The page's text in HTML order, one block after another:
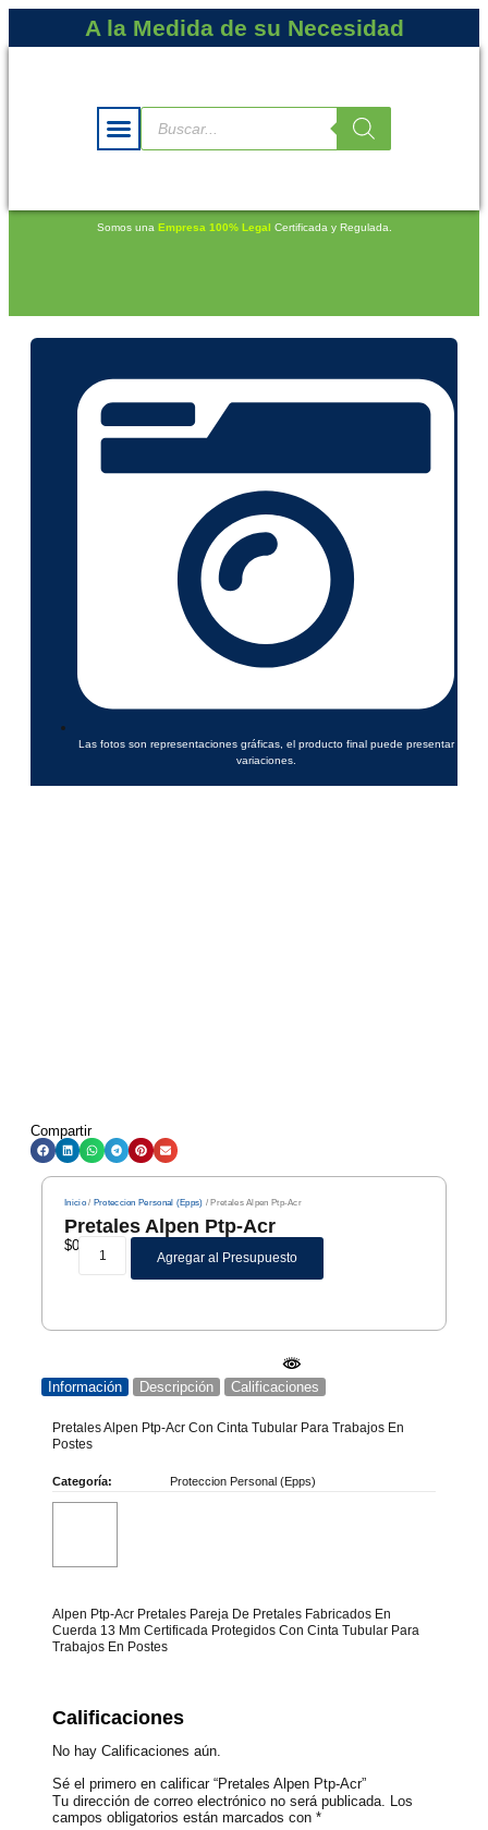
A la Medida de su Necesidad
Somos una Empresa 100% Legal Certificada y Regulada.
Las fotos son representaciones gráficas, el producto final puede presentar
variaciones.
Compartir
Inicio/ Proteccion Personal (Epps) / Pretales Alpen Ptp-Acr
Pretales Alpen Ptp-Acr
$0
Agregar al Presupuesto
Información Descripción Calificaciones
Pretales Alpen Ptp-Acr Con Cinta Tubular Para Trabajos En
Postes
Categoría: Proteccion Personal (Epps)
Alpen Ptp-Acr Pretales Pareja De Pretales Fabricados En
Cuerda 13 Mm Certificada Protegidos Con Cinta Tubular Para
Trabajos En Postes
Calificaciones
No hay Calificaciones aún.
Sé el primero en calificar “Pretales Alpen Ptp-Acr”
Tu dirección de correo electrónico no será publicada. Los
campos obligatorios están marcados con *